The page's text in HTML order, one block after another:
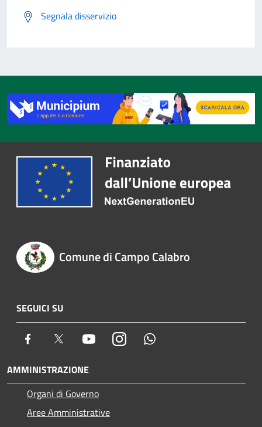
Segnala disservizio
Comune di Campo Calabro
SEGUICI SU
Facebook Twitter YoutubeInstagram
AMMINISTRAZIONE
Organi di Governo
Aree Amministrative